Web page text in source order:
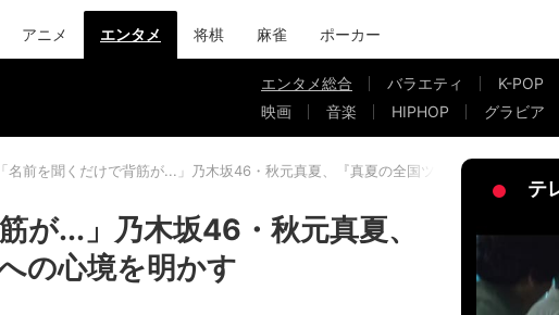
アニメ エンタメ 将棋 麻雀 ポーカー
エンタメ総合 バラエティ K-POP
映画
音楽 HIPHOP グラビア
名前を聞くだけで背筋が...」乃木坂46・秋元真夏、『真夏の全国ツアー』への心境を明
が...」乃木坂46・秋元真夏、
の心境を明かす
テ